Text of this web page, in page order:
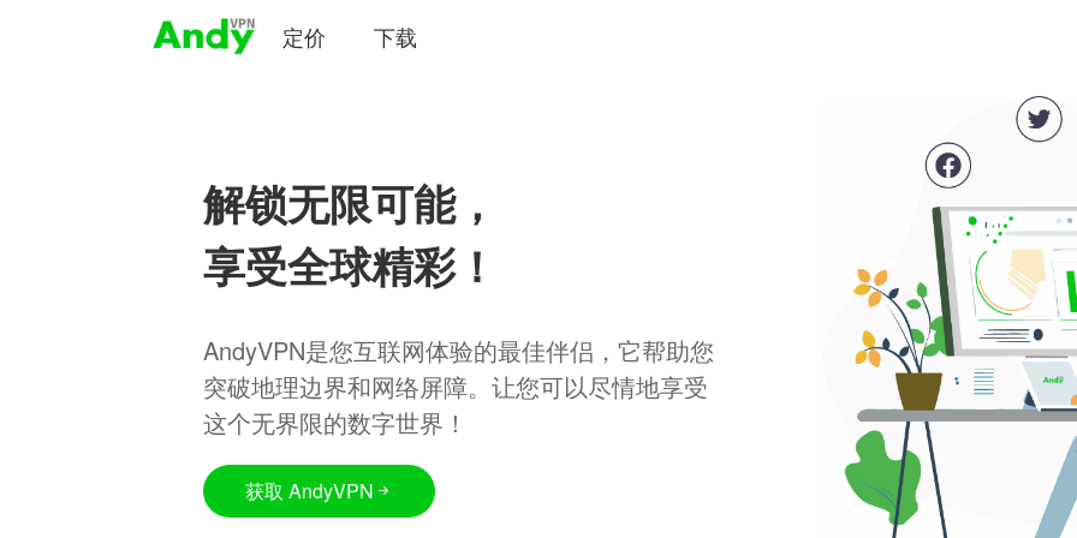
定价 下载
解锁无限可能，
享受全球精彩！
AndyVPN是您互联网体验的最佳伴侣，它帮助您
突破地理边界和网络屏障。让您可以尽情地享受
这个无界限的数字世界！
获取 AndyVPN